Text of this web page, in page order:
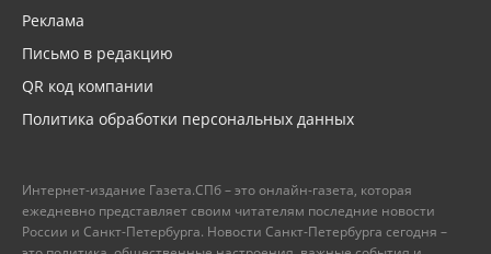
Реклама
Письмо в редакцию
QR код компании
Политика обработки персональных данных
Интернет-издание Газета.СПб – это онлайн-газета, которая
ежедневно представляет своим читателям последние новости
России и Санкт-Петербурга. Новости Санкт-Петербурга сегодня –